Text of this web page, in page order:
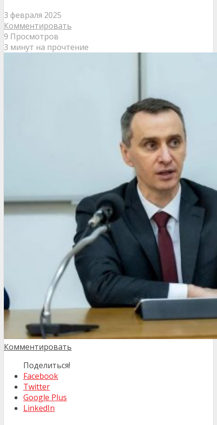
3 февраля 2025
Комментировать
9 Просмотров
3 минут на прочтение
Комментировать
Поделиться!
Facebook
Twitter
Google Plus
LinkedIn